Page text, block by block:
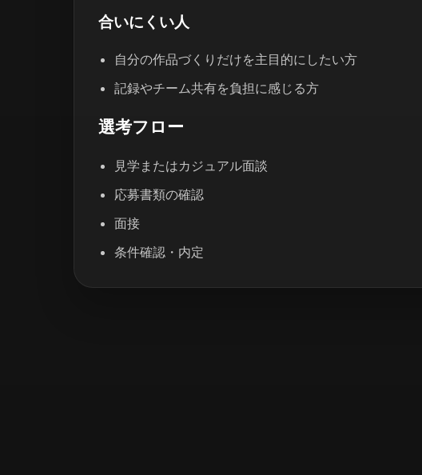
合いにくい人
自分の作品づくりだけを主目的にしたい方
記録やチーム共有を負担に感じる方
選考フロー
見学またはカジュアル面談
応募書類の確認
面接
条件確認・内定